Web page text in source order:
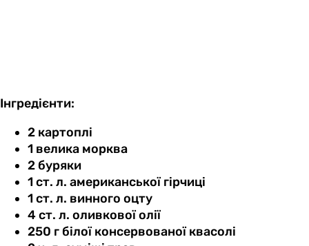
Інгредієнти:
2 картоплі
1 велика морква
2 буряки
1 ст. л. американської гірчиці
1 ст. л. винного оцту
4 ст. л. оливкової олії
250 г білої консервованої квасолі